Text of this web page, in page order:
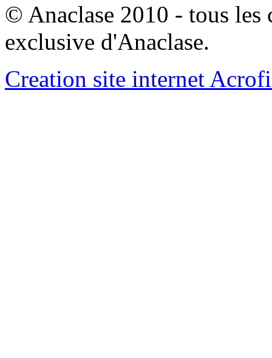
© Anaclase 2010 - tous les
exclusive d'Anaclase.
Creation site internet